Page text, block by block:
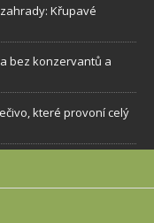
Křupavé
bez konzervantů a
které provoní celý